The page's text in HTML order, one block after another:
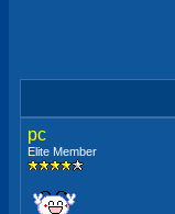
pc
Elite Member